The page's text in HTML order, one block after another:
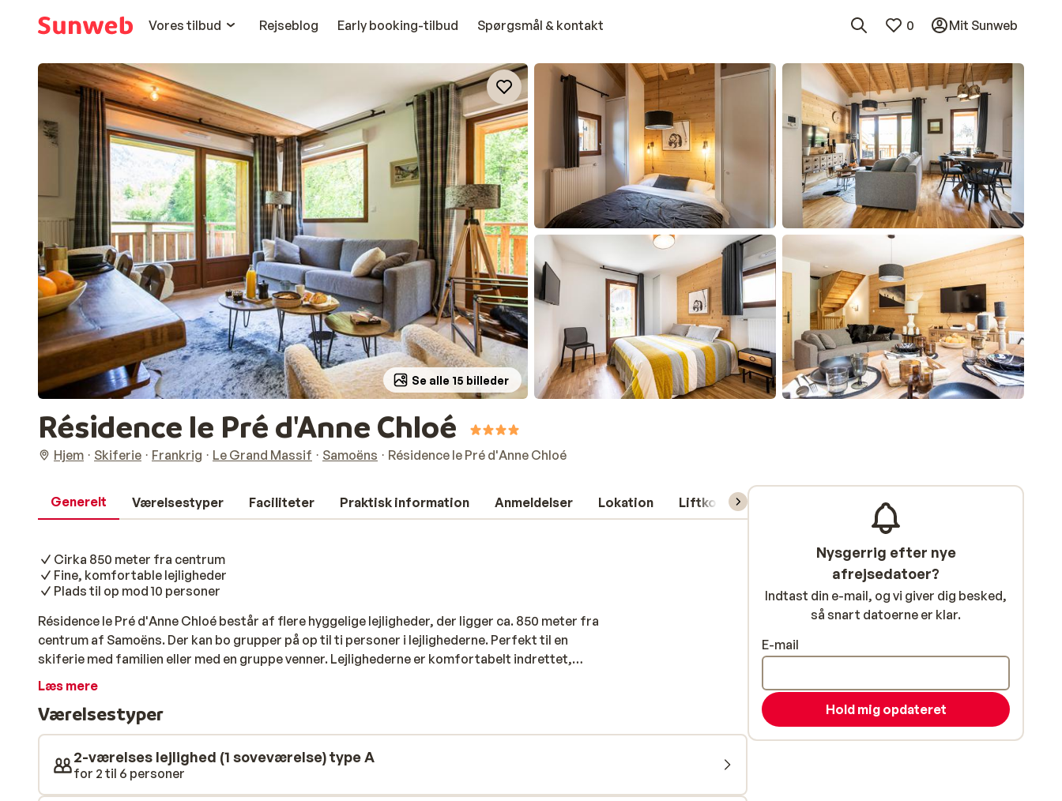
Vores tilbud
Rejseblog Early booking-tilbud Spørgsmål & kontakt 0 Mit Sunweb
Se alle 15 billeder
Résidence le Pré d'Anne Chloé
Hjem Skiferie Frankrig Le Grand Massif Samoëns Résidence le Pré d'Anne Chloé
Generelt Værelsestyper Faciliteter Praktisk information Anmeldelser Lokation Liftkort/skileje/undervisning
Cirka 850 meter fra centrum
Fine, komfortable lejligheder
Plads til op mod 10 personer
Résidence le Pré d'Anne Chloé består af flere hyggelige lejligheder, der ligger ca. 850 meter fra
centrum af Samoëns. Der kan bo grupper på op til ti personer i lejlighederne. Perfekt til en
skiferie med familien eller med en gruppe venner. Lejlighederne er komfortabelt indrettet,
hvilket er rart til sådan en aktiv ferie! Efter en dag i den friske luft kan du nyde et hjemmelavet
endnu en dag på pisterne!
Læs mere
Værelsestyper
2-værelses lejlighed (1 soveværelse) type A
for 2 til 6 personer
Nysgerrig efter nye
afrejsedatoer?
Indtast din e-mail, og vi giver dig besked,
så snart datoerne er klar.
E-mail
Hold mig opdateret